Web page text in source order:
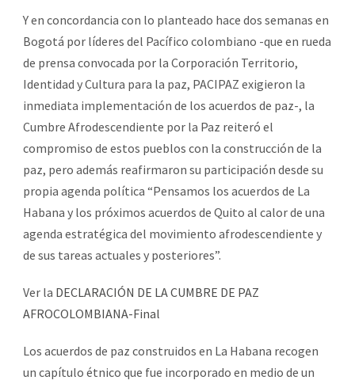
Y en concordancia con lo planteado hace dos semanas en
Bogotá por líderes del Pacífico colombiano -que en rueda
de prensa convocada por la Corporación Territorio,
Identidad y Cultura para la paz, PACIPAZ exigieron la
inmediata implementación de los acuerdos de paz-, la
Cumbre Afrodescendiente por la Paz reiteró el
compromiso de estos pueblos con la construcción de la
paz, pero además reafirmaron su participación desde su
propia agenda política “Pensamos los acuerdos de La
Habana y los próximos acuerdos de Quito al calor de una
agenda estratégica del movimiento afrodescendiente y
de sus tareas actuales y posteriores”.
Ver la DECLARACIÓN DE LA CUMBRE DE PAZ
AFROCOLOMBIANA-Final
Los acuerdos de paz construidos en La Habana recogen
un capítulo étnico que fue incorporado en medio de un